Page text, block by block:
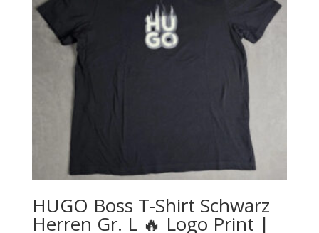
HUGO Boss T-Shirt Schwarz
Herren Gr. L 🔥 Logo Print |